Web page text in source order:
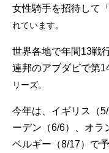
女性騎手を招待して
れています。
世界各地で年間13戦
連邦のアブダビで第
リーズ。
今年は、イギリス（
ーデン（6/6）、オラ
ベルギー（8/17）で予